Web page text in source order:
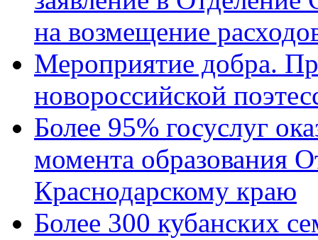
на возмещение
Мероприятие добра.
новороссийской
Более 95% госуслуг
момента образования
Краснодарскому краю
Более 300 кубанских